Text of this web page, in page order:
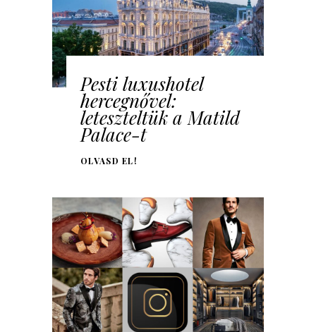
Pesti luxushotel
hercegnővel:
leteszteltük a Matild
Palace-t
OLVASD EL!